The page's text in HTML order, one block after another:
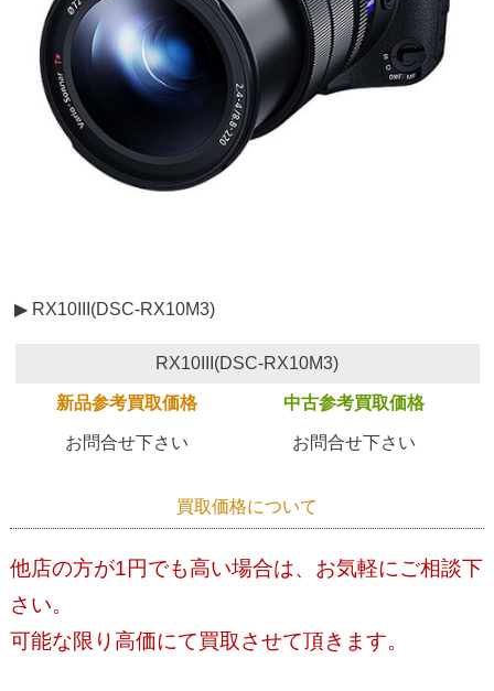
▶ RX10III(DSC-RX10M3)
RX10III(DSC-RX10M3)
新品参考買取価格 中古参考買取価格
お問合せ下さい お問合せ下さい
買取価格について
他店の方が1円でも高い場合は、お気軽にご相談下
さい。
可能な限り高価にて買取させて頂きます。